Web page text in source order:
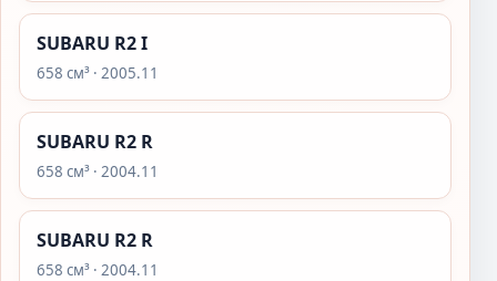
SUBARU R2 I
658 см³ · 2005.11
SUBARU R2 R
658 см³ · 2004.11
SUBARU R2 R
658 см³ · 2004.11